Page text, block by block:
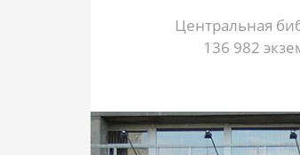
Центральная
136 982